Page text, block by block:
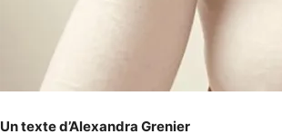
Un texte d’Alexandra Grenier